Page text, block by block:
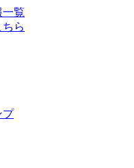
一覧
ら
プ